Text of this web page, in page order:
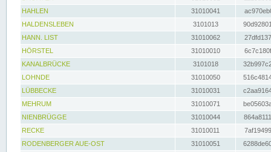
HAHLEN
31010041
HALDENSLEBEN
3101013
HANN. LIST
31010062
HÖRSTEL
31010010
KANALBRÜCKE
3101018
LOHNDE
31010050
LÜBBECKE
31010031
MEHRUM
31010071
NIENBRÜGGE
31010044
RECKE
31010011
RODENBERGER AUE-OST
31010051